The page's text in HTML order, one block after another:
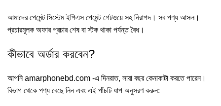
আমাদের পেমেন্ট সিস্টেম ইপিএস পেমেন্ট গেটওয়ে সহ নিরাপদ। সব পণ্য আসল।
প্রচারমূলক অফার প্রচার শেষ বা স্টক থাকা পর্যন্ত বৈধ।
কীভাবে অর্ডার করবেন?
আপনিamarphonebd.com -এ দিনরাত, সারা বছর কেনাকাটা করতে পারেন।
বিভাগ থেকে পণ্য বেছে নিন এবং এই পাঁচটি ধাপ অনুসরণ করুন: